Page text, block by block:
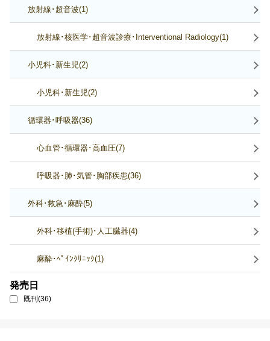
放射線･超音波(1)
放射線･核医学･超音波診療･Interventional Radiology(1)
小児科･新生児(2)
小児科･新生児(2)
循環器･呼吸器(36)
心血管･循環器･高血圧(7)
呼吸器･肺･気管･胸部疾患(36)
外科･救急･麻酔(5)
外科･移植(手術)･人工臓器(4)
麻酔･ﾍﾟｲﾝｸﾘﾆｯｸ(1)
発売日
既刊(36)